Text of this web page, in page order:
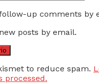
up comments by
posts by email.
to reduce spam.
processed.